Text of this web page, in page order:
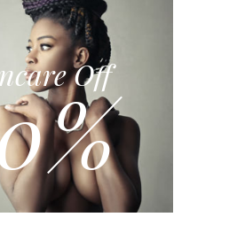
Off